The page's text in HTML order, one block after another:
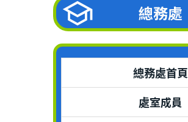
總務處
總務處首頁
處室成員